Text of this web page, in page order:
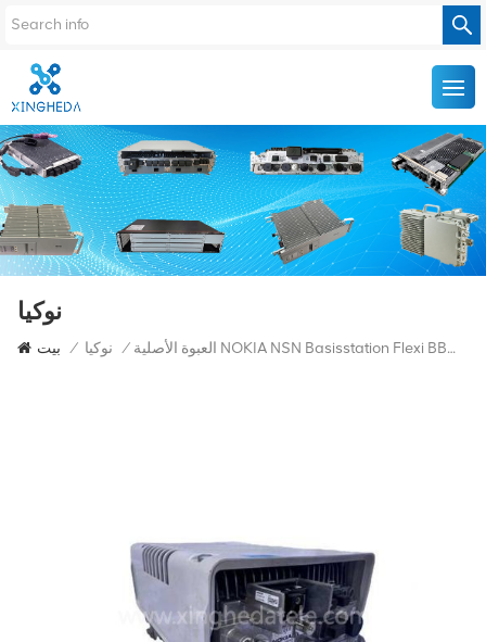
نوكيا
بيت / نوكيا / العبوة الأصلية NOKIA NSN Basisstation Flexi BBU FRGY 472854A